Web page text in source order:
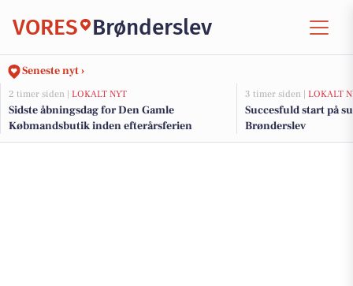
VORES Brønderslev
Seneste nyt ›
2 timer siden | LOKALT NYT
Sidste åbningsdag for Den Gamle
Købmandsbutik inden efterårsferien
3 timer siden | LOKALT
Succesfuld start på
Brønderslev